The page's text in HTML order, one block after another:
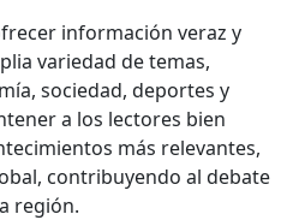
información veraz y
variedad de temas,
sociedad, deportes y
a los lectores bien
más relevantes,
contribuyendo al debate
región.